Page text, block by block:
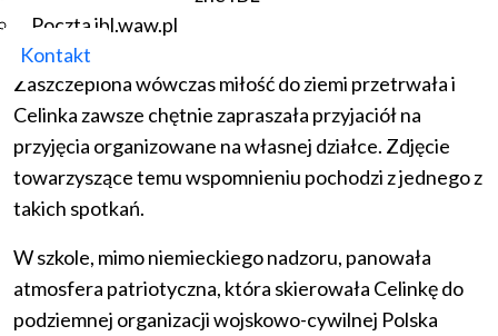
Poczta ibl.waw.pl
Kontakt
uprawie ogródka szkolnego.
Zaszczepiona wówczas miłość do ziemi przetrwała i
Celinka zawsze chętnie zapraszała przyjaciół na
przyjęcia organizowane na własnej działce. Zdjęcie
towarzyszące temu wspomnieniu pochodzi z jednego z
takich spotkań.
W szkole, mimo niemieckiego nadzoru, panowała
atmosfera patriotyczna, która skierowała Celinkę do
podziemnej organizacji wojskowo-cywilnej Polska